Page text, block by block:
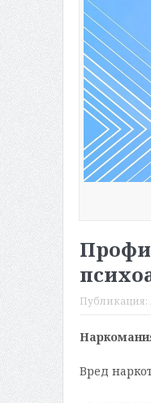
Публикация:
Вред